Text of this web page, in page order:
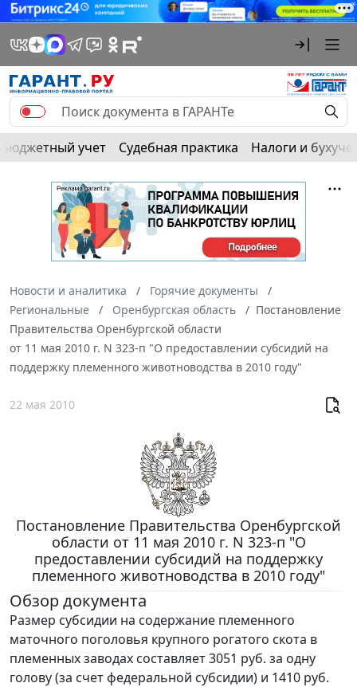
Бюджетный учет Судебная практика Налоги и
Новости и аналитика
Горячие документы
Региональные
Оренбургская область
Постановление
Правительства Оренбургской области
от 11 мая 2010 г. N 323-п "О предоставлении субсидий на
поддержку племенного животноводства в 2010 году"
22 мая 2010
Постановление Правительства Оренбургской
области от 11 мая 2010 г. N 323-п "О
предоставлении субсидий на поддержку
племенного животноводства в 2010 году"
Обзор документа
Размер субсидии на содержание племенного
маточного поголовья крупного рогатого скота в
племенных заводах составляет 3051 руб. за одну
голову (за счет федеральной субсидии) и 1410 руб.